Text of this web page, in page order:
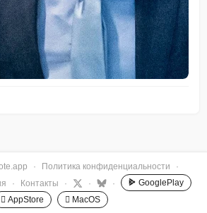
· Политика конфиденциальности
·
· Контакты · · ·
GooglePlay
 AppStore
 MacOS